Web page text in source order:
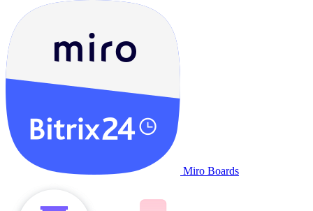
Miro Boards